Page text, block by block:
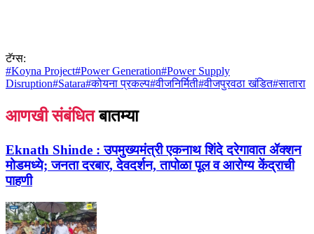
टॅग्स:
#Koyna Project#Power Generation#Power Supply
Disruption#Satara#कोयना प्रकल्प#वीजनिर्मिती#वीजपुरवठा खंडित#सातारा
आणखी संबंधित बातम्या
Eknath Shinde : उपमुख्यमंत्री एकनाथ शिंदे दरेगावात ॲक्शन
मोडमध्ये; जनता दरबार, देवदर्शन, तापोळा पूल व आरोग्य केंद्राची
पाहणी